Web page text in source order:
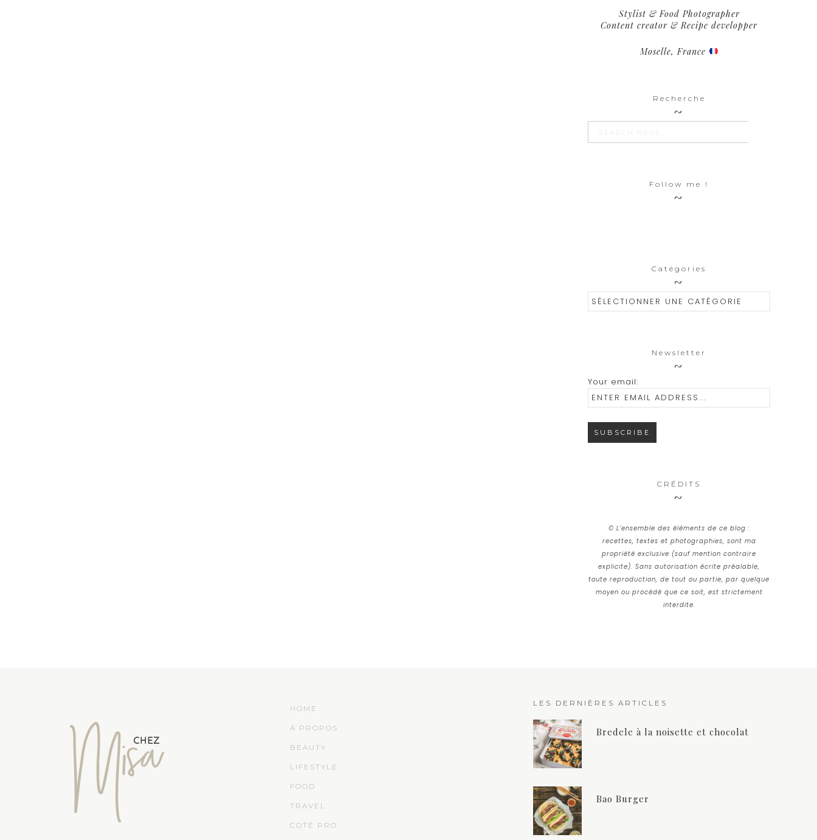
Stylist & Food Photographer
Content creator & Recipe developper
Moselle, France
Recherche
Search SEARCH BUTTON
Follow me !
Catégories
Catégories
Newsletter
Your email:
CRÉDITS
© L’ensemble des éléments de ce blog :
recettes, textes et photographies, sont ma
propriété exclusive (sauf mention contraire
explicite). Sans autorisation écrite préalable,
toute reproduction, de tout ou partie, par quelque
moyen ou procédé que ce soit, est strictement
interdite.
HOME
À PROPOS
BEAUTY
LIFESTYLE
FOOD
TRAVEL
COTÉ PRO
LES DERNIÈRES ARTICLES
Bredele à la noisette et chocolat
Bao Burger